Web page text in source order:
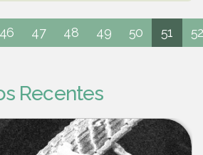
46 47 48 49 50 51 52
Recentes